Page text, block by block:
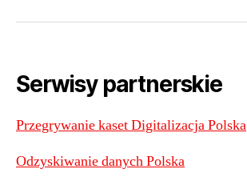
Serwisy partnerskie
Przegrywanie kaset Digitalizacja Polska
Odzyskiwanie danych Polska